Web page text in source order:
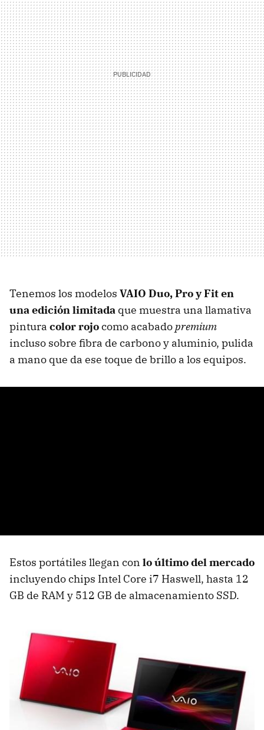
Tenemos los modelos VAIO Duo, Pro y Fit en
una edición limitada que muestra una llamativa
pintura color rojocomo acabadopremium
incluso sobre fibra de carbono y aluminio, pulida
a mano que da ese toque de brillo a los equipos.
Estos portátiles llegan con lo último del mercado
incluyendo chips Intel Core i7 Haswell, hasta 12
GB de RAM y 512 GB de almacenamiento SSD.